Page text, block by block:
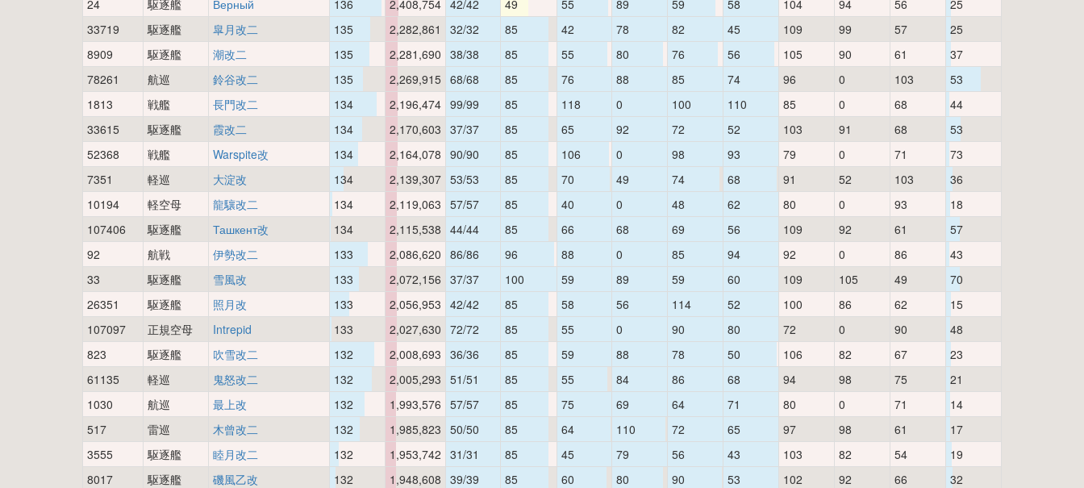
24
駆逐艦 Верный 136 2,408,754 42/42 49 55 89 59 58 104 94 56
25
33719
駆逐艦 皐月改二 135 2,282,861 32/32 85 42 78 82 45 109 99 57
25
8909
駆逐艦 潮改二 135 2,281,690 38/38 85 55 80 76 56 105 90 61
37
78261
航巡 鈴谷改二 135 2,269,915 68/68 85 76 88 85 74 96 0 103
53
1813
戦艦 長門改二 134 2,196,474 99/99 85 118 0 100 110 85 0 68
44
33615
駆逐艦 霞改二 134 2,170,603 37/37 85 65 92 72 52 103 91 68
53
52368
戦艦 Warspite改 134 2,164,078 90/90 85 106 0 98 93 79 0 71
73
7351
軽巡 大淀改 134 2,139,307 53/53 85 70 49 74 68 91 52 103
36
10194
軽空母 龍驤改二 134 2,119,063 57/57 85 40 0 48 62 80 0 93
18
107406
駆逐艦 Ташкент改 134 2,115,538 44/44 85 66 68 69 56 109 92 61
57
92
航戦 伊勢改二 133 2,086,620 86/86 96 88 0 85 94 92 0 86
43
33
駆逐艦 雪風改 133 2,072,156 37/37 100 59 89 59 60 109 105 49
70
26351
駆逐艦 照月改 133 2,056,953 42/42 85 58 56 114 52 100 86 62
15
107097
正規空母 Intrepid 133 2,027,630 72/72 85 55 0 90 80 72 0 90
48
823
駆逐艦 吹雪改二 132 2,008,693 36/36 85 59 88 78 50 106 82 67
23
61135
軽巡 鬼怒改二 132 2,005,293 51/51 85 55 84 86 68 94 98 75
21
1030
航巡 最上改 132 1,993,576 57/57 85 75 69 64 71 80 0 71
14
517
雷巡 木曾改二 132 1,985,823 50/50 85 64 110 72 65 97 98 61
17
3555
駆逐艦 睦月改二 132 1,953,742 31/31 85 45 79 56 43 103 82 54
19
8017
駆逐艦 磯風乙改 132 1,948,608 39/39 85 60 80 90 53 102 92 66
32